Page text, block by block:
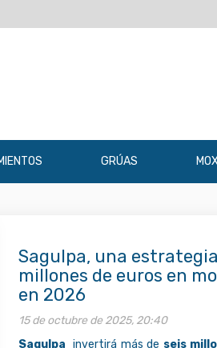
GRÚAS
Sagulpa, una
millones de euros en
en 2026
15 de octubre de 2025, 20:40
Sagulpa invertirá más de seis